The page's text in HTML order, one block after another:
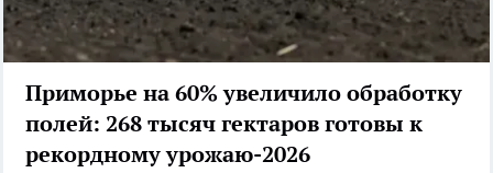
Приморье на 60% увеличило обработку
полей: 268 тысяч гектаров готовы к
рекордному урожаю-2026